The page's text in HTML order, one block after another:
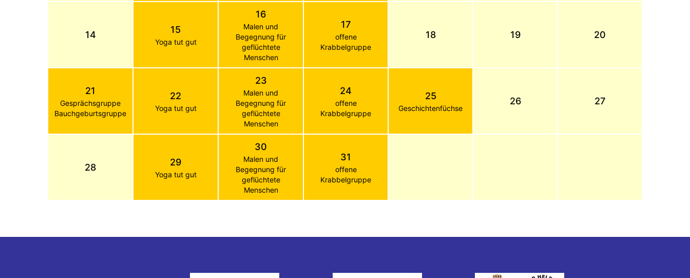
14 15
Yoga tut gut
16
Malen und
Begegnung für
geflüchtete
Menschen
17
offene
Krabbelgruppe
18 19 20
21
Gesprächsgruppe
Bauchgeburtsgruppe
22
Yoga tut gut
23
Malen und
Begegnung für
geflüchtete
Menschen
24
offene
Krabbelgruppe
25
Geschichtenfüchse
26 27
28 29
Yoga tut gut
30
Malen und
Begegnung für
geflüchtete
Menschen
31
offene
Krabbelgruppe